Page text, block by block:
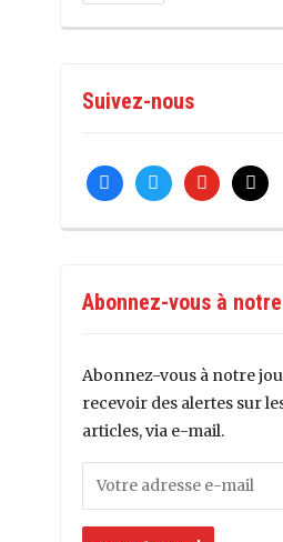
Suivez-nous
facebooktwitteryoutubemail
Abonnez-vous à
Abonnez-vous à notre
recevoir des alertes sur
articles, via e-mail.